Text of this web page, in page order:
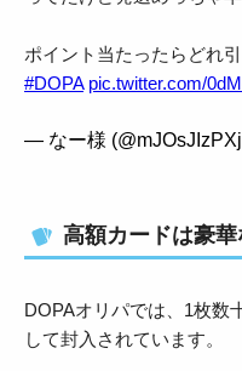
ポイント当たったらど
#DOPA pic.twitter.com/
— なー様
高額カードは豪華
DOPAオリパでは、1枚数
して封入されています。